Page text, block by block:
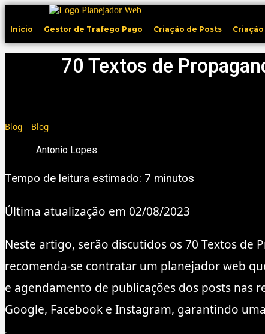
conteúdo
Início Gestor de Trafego Pago Criação de Posts
70 Textos de
Blog Blog
Antonio Lopes
Tempo de leitura estimado: 7 minutos
Última atualização em 02/08/2023
Neste artigo, serão discutidos os 70 Textos de
recomenda-se contratar um planejador web
e agendamento de publicações dos posts nas
Google, Facebook e Instagram, garantindo